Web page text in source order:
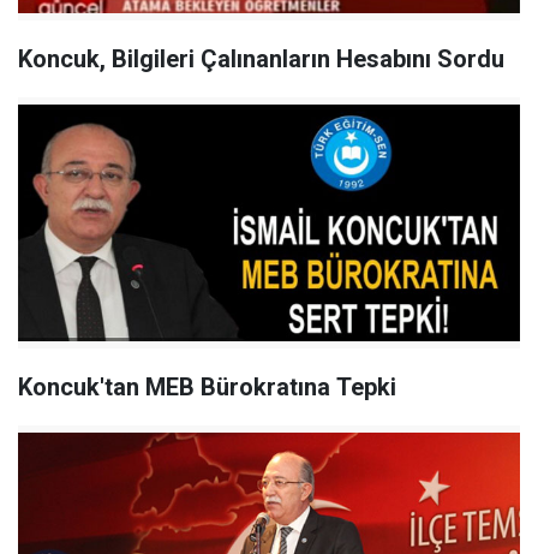
Koncuk, Bilgileri Çalınanların Hesabını Sordu
Koncuk'tan MEB Bürokratına Tepki